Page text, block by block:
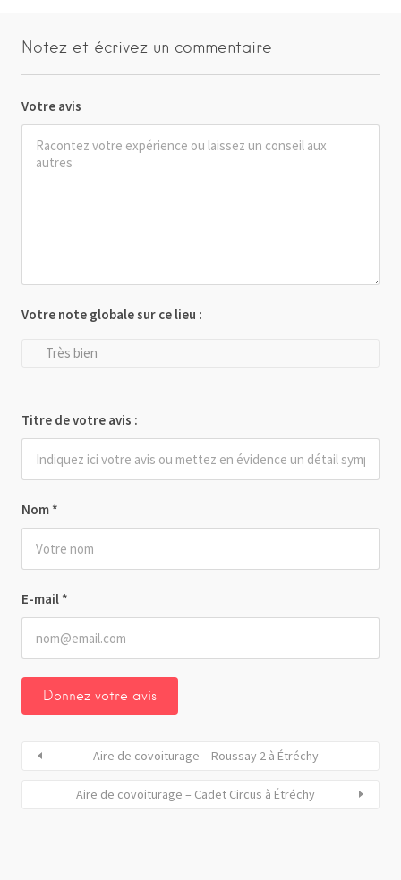
Notez et écrivez un commentaire
Votre avis
Nom *
E-mail *
Votre note globale sur ce lieu :
Très bien
Titre de votre avis :
Aire de covoiturage – Roussay 2 à Étréchy
Aire de covoiturage – Cadet Circus à Étréchy